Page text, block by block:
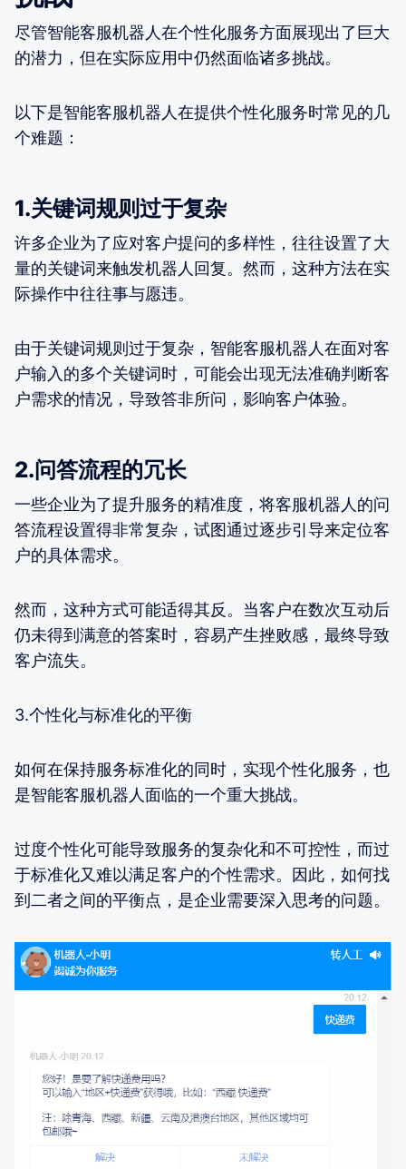
尽管智能客服机器人在个性化服务方面展现出了巨大
的潜力，但在实际应用中仍然面临诸多挑战。
以下是智能客服机器人在提供个性化服务时常见的几
个难题：
1.关键词规则过于复杂
许多企业为了应对客户提问的多样性，往往设置了大
量的关键词来触发机器人回复。然而，这种方法在实
际操作中往往事与愿违。
由于关键词规则过于复杂，智能客服机器人在面对客
户输入的多个关键词时，可能会出现无法准确判断客
户需求的情况，导致答非所问，影响客户体验。
2.问答流程的冗长
一些企业为了提升服务的精准度，将客服机器人的问
答流程设置得非常复杂，试图通过逐步引导来定位客
户的具体需求。
然而，这种方式可能适得其反。当客户在数次互动后
仍未得到满意的答案时，容易产生挫败感，最终导致
客户流失。
3.个性化与标准化的平衡
如何在保持服务标准化的同时，实现个性化服务，也
是智能客服机器人面临的一个重大挑战。
过度个性化可能导致服务的复杂化和不可控性，而过
于标准化又难以满足客户的个性需求。因此，如何找
到二者之间的平衡点，是企业需要深入思考的问题。